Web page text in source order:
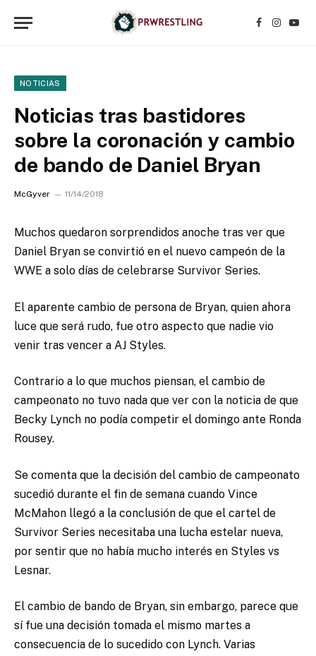
Facebook
NOTICIAS
Noticias tras bastidores
sobre la coronación y cambio
de bando de Daniel Bryan
McGyver 11/14/2018
Muchos quedaron sorprendidos anoche tras ver que
Daniel Bryan se convirtió en el nuevo campeón de la
WWE a solo días de celebrarse Survivor Series.
El aparente cambio de persona de Bryan, quien ahora
luce que será rudo, fue otro aspecto que nadie vio
venir tras vencer a AJ Styles.
Contrario a lo que muchos piensan, el cambio de
campeonato no tuvo nada que ver con la noticia de que
Becky Lynch no podía competir el domingo ante Ronda
Rousey.
Se comenta que la decisión del cambio de campeonato
sucedió durante el fin de semana cuando Vince
McMahon llegó a la conclusión de que el cartel de
Survivor Series necesitaba una lucha estelar nueva,
por sentir que no había mucho interés en Styles vs
Lesnar.
El cambio de bando de Bryan, sin embargo, parece que
sí fue una decisión tomada el mismo martes a
consecuencia de lo sucedido con Lynch. Varias